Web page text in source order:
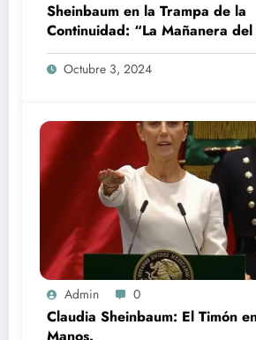
Sheinbaum en la Trampa de la
Continuidad: “La Mañanera del
que no Sorprende.
Octubre 3, 2024
Admin 0
Claudia Sheinbaum: El Timón